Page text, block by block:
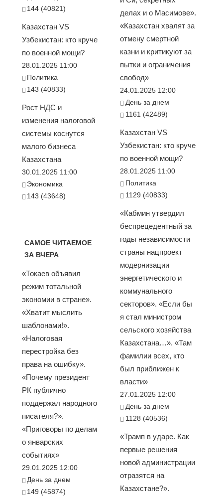
144 (40821)
Казахстан VS
Узбекистан: кто круче
по военной мощи?
28.01.2025 11:00
Политика
143 (40833)
Рост НДС и
изменения налоговой
системы коснутся
малого бизнеса
Казахстана
30.01.2025 11:00
Экономика
143 (43648)
САМОЕ ЧИТАЕМОЕ
ЗА ВЧЕРА
«Токаев объявил
режим тотальной
экономии в стране».
«Хватит мыслить
шаблонами!».
«Налоговая
перестройка без
права на ошибку».
«Почему президент
РК публично
поддержал народного
писателя?».
«Приговоры по делам
о январских
событиях»
29.01.2025 12:00
День за днем
149 (45874)
делах и о Масимове».
«Казахстан хвалят за
отмену смертной
казни и критикуют за
пытки и ограничения
свобод»
24.01.2025 12:00
День за днем
1161 (42489)
Казахстан VS
Узбекистан: кто круче
по военной мощи?
28.01.2025 11:00
Политика
1129 (40833)
«Кабмин утвердил
беспрецедентный за
годы независимости
страны нацпроект
модернизации
энергетического и
коммунального
секторов». «Если бы
я стал министром
сельского хозяйства
Казахстана…». «Там
фамилии всех, кто
был приближен к
власти»
27.01.2025 12:00
День за днем
1128 (40536)
«Трамп в ударе. Как
первые решения
новой администрации
отразятся на
Казахстане?».